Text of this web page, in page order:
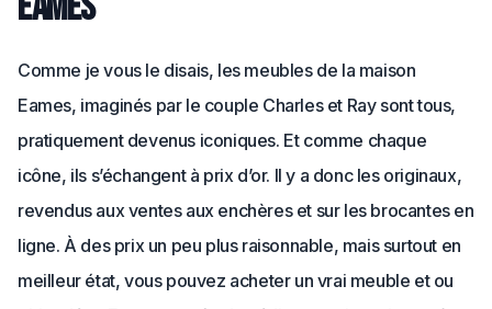
Comme je vous le disais, les meubles de la maison
Eames, imaginés par le couple Charles et Ray sont tous,
pratiquement devenus iconiques. Et comme chaque
icône, ils s’échangent à prix d’or. Il y a donc les originaux,
revendus aux ventes aux enchères et sur les brocantes en
ligne. À des prix un peu plus raisonnable, mais surtout en
meilleur état, vous pouvez acheter un vrai meuble et ou